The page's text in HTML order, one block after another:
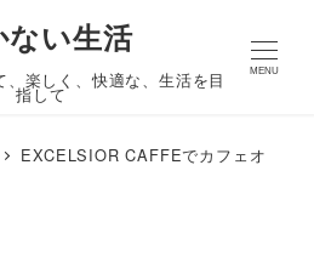
ない生活
楽しく、快適な、生活を目
指して
MENU
EXCELSIOR CAFFEでカフェオ